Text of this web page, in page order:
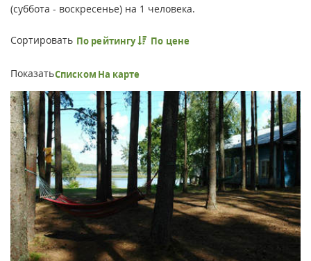
(суббота - воскресенье) на 1 человека.
Сортировать По рейтингу По цене
ПоказатьСписком На карте